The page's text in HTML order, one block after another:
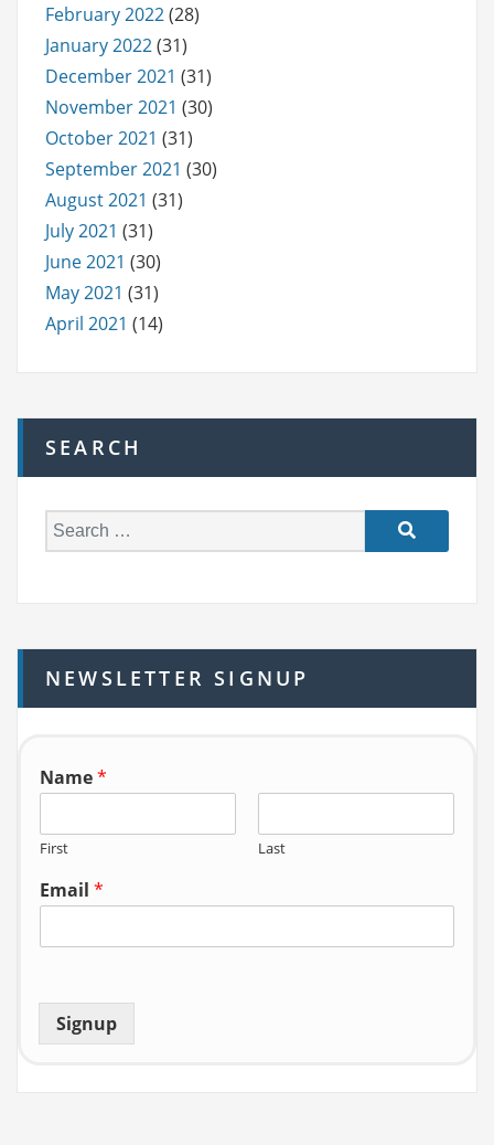
February 2022(28)
January 2022(31)
December 2021 (31)
November 2021 (30)
October 2021 (31)
September 2021 (30)
August 2021 (31)
July 2021 (31)
June 2021 (30)
May 2021 (31)
April 2021 (14)
SEARCH
e
h
f
o
NEWSLETTER SIGNUP
Name*
First Last
Email *
Signup